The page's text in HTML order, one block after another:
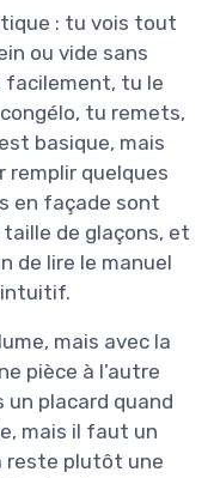
: tu vois tout
ou vide sans
facilement, tu le
tu remets,
basique, mais
quelques
en façade sont
de glaçons, et
de lire le manuel
intuitif.
mais avec la
pièce à l’autre
un placard quand
mais il faut un
reste plutôt une